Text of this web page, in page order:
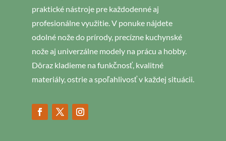
praktické nástroje pre každodenné aj
profesionálne využitie. V ponuke nájdete
odolné nože do prírody, precízne kuchynské
nože aj univerzálne modely na prácu a hobby.
Dôraz kladieme na funkčnosť, kvalitné
materiály, ostrie a spoľahlivosť v každej situácii.